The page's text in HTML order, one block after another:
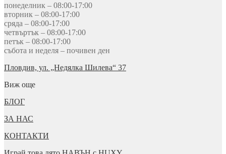
понеделник – 08:00-17:00
вторник – 08:00-17:00
сряда – 08:00-17:00
четвъртък – 08:00-17:00
петък – 08:00-17:00
събота и неделя – почивен ден
Пловдив, ул. „Недялка Шилева“ 37
Виж още
БЛОГ
ЗА НАС
КОНТАКТИ